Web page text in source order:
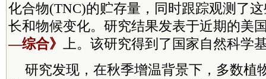
化合物(TNC)的贮存量，同时跟踪观测了
长和物候变化。研究结果发表于近期的美
—综合》
上。该研究得到了国家自然科学
研究发现，在秋季增温背景下，多数植